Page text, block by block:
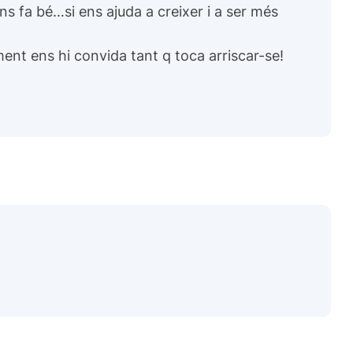
fa bé…si ens ajuda a creixer i a ser més
ens hi convida tant q toca arriscar-se!